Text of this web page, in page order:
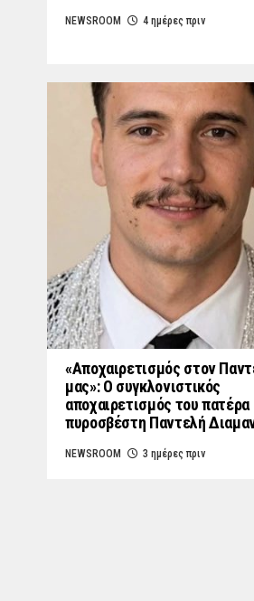
NEWSROOM 4 ημέρες πριν
«Aποχαιρετισμός στον
μας»: Ο συγκλονιστικός
αποχαιρετισμός του
πυροσβέστη Παντελή
NEWSROOM 3 ημέρες πριν